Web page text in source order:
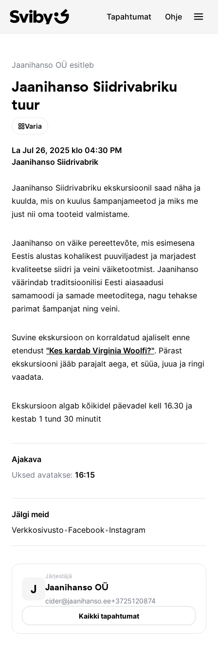
Tapahtumat Ohje
Jaanihanso OÜ esitleb
Jaanihanso Siidrivabriku
tuur
Varia
La Jul 26, 2025 klo 04:30 PM
Jaanihanso Siidrivabrik
Jaanihanso Siidrivabriku ekskursioonil saad näha ja
kuulda, mis on kuulus šampanjameetod ja miks me
just nii oma tooteid valmistame.
Jaanihanso on väike pereettevõte, mis esimesena
Eestis alustas kohalikest puuviljadest ja marjadest
kvaliteetse siidri ja veini väiketootmist. Jaanihanso
väärindab traditsioonilisi Eesti aiasaadusi
samamoodi ja samade meetoditega, nagu tehakse
parimat šampanjat ning veini.
Suvine ekskursioon on korraldatud ajaliselt enne
etendust "Kes kardab Virginia Woolfi?". Pärast
ekskursiooni jääb parajalt aega, et süüa, juua ja ringi
vaadata.
Ekskursioon algab kõikidel päevadel kell 16.30 ja
kestab 1 tund 30 minutit
Ajakava
Uksed avatakse: 16:15
Jälgi meid
Verkkosivusto•Facebook•Instagram
J
Järjestäjä
Jaanihanso OÜ
cider@jaanihanso.ee+3725120874
Kaikki tapahtumat